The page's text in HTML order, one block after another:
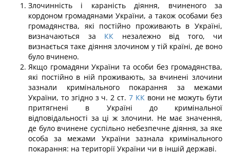
Злочинність і караність діяння, вчиненого за
кордоном громадянами України, а також особами без
громадянства, які постійно проживають в Україні,
визначаються за КК незалежно від того, чи
визнається таке діяння злочином у тій країні, де воно
було вчинено.
Якщо громадяни України та особи без громадянства,
які постійно в ній про­живають, за вчинені злочини
зазнали кримінального покарання за межами
України, то згідно з ч. 2 ст. 7 ККвони не можуть бути
притягнені в Україні до кримінальної
відповідальності за ці ж злочини. Не має значення,
де було вчинене суспільно небез­печне діяння, за яке
особа за межами України зазнала кримінального
покарання: на території України чи в іншій державі.